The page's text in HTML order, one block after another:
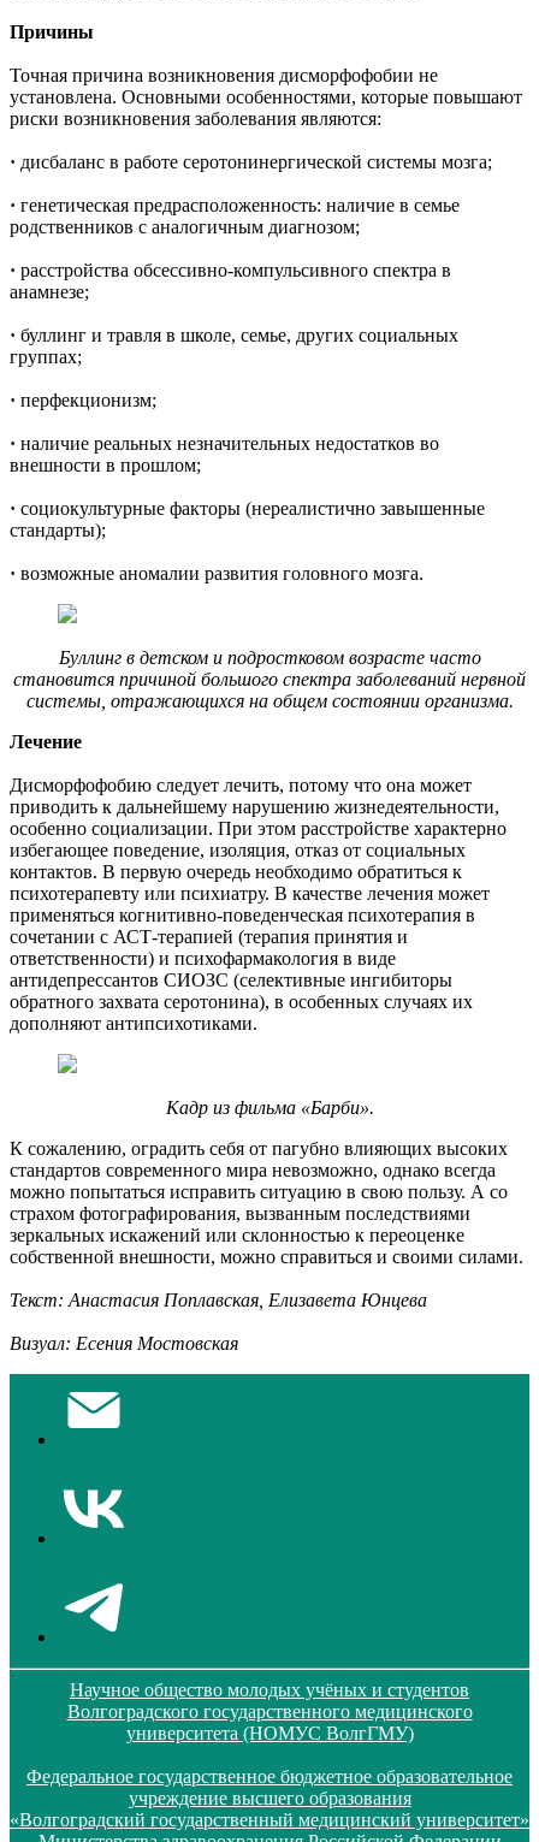
Причины
Точная причина возникновения дисморфофобии не
установлена. Основными особенностями, которые повышают
риски возникновения заболевания являются:
· дисбаланс в работе серотонинергической системы мозга;
· генетическая предрасположенность: наличие в семье
родственников с аналогичным диагнозом;
· расстройства обсессивно-компульсивного спектра в
анамнезе;
· буллинг и травля в школе, семье, других социальных
группах;
· перфекционизм;
· наличие реальных незначительных недостатков во
внешности в прошлом;
· социокультурные факторы (нереалистично завышенные
стандарты);
· возможные аномалии развития головного мозга.
Буллинг в детском и подростковом возрасте часто
становится причиной большого спектра заболеваний нервной
системы, отражающихся на общем состоянии организма.
Лечение
Дисморфофобию следует лечить, потому что она может
приводить к дальнейшему нарушению жизнедеятельности,
особенно социализации. При этом расстройстве характерно
избегающее поведение, изоляция, отказ от социальных
контактов. В первую очередь необходимо обратиться к
психотерапевту или психиатру. В качестве лечения может
применяться когнитивно-поведенческая психотерапия в
сочетании с АСТ-терапией (терапия принятия и
ответственности) и психофармакология в виде
антидепрессантов СИОЗС (селективные ингибиторы
обратного захвата серотонина), в особенных случаях их
дополняют антипсихотиками.
Кадр из фильма «Барби».
К сожалению, оградить себя от пагубно влияющих высоких
стандартов современного мира невозможно, однако всегда
можно попытаться исправить ситуацию в свою пользу. А со
страхом фотографирования, вызванным последствиями
зеркальных искажений или склонностью к переоценке
собственной внешности, можно справиться и своими силами.
Текст: Анастасия Поплавская, Елизавета Юнцева
Визуал: Есения Мостовская
Научное общество молодых учёных и студентов
Волгоградского государственного медицинского
университета (НОМУС ВолгГМУ)
Федеральное государственное бюджетное образовательное
учреждение высшего образования
«Волгоградский государственный медицинский университет»